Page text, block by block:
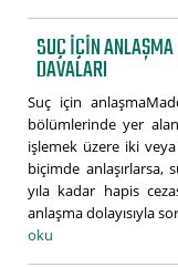
SUÇ IÇIN
DAVALARI
Suç için
bölümlerinde yer
işlemek üzere iki
biçimde anlaşırlarsa,
yıla kadar hapis
anlaşma dolayısıyla
oku